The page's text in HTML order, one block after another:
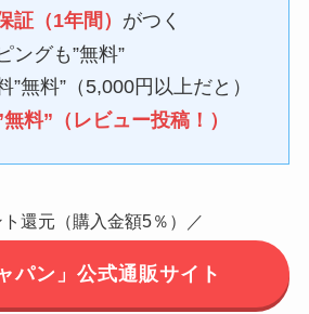
証（1年間） がつく
ングも”無料”
”無料”（5,000円以上だと）
料”（レビュー投稿！）
還元（購入金額5％）／
パン」公式通販サイト